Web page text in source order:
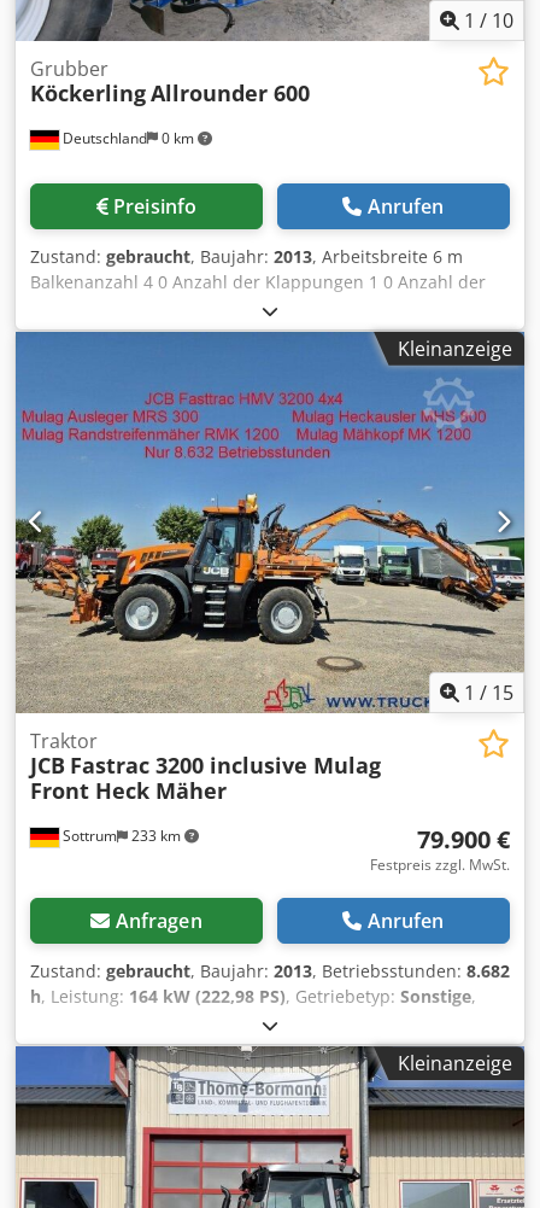
1 / 10
Deutschland 0 km
Grubber
KöckerlingAllrounder 600
Preisinfo Anrufen
Zustand: gebraucht, Baujahr: 2013, Arbeitsbreite 6 m
Balkenanzahl 4 0 Anzahl der Klappungen 1 0 Anzahl der
Walzen 1 St. Saatbettkombination Die techn. Daten sind
Hersteller- bzw. Betreiberangaben und daher für uns
unverbindlich. Einen Zwischenverkauf behalten wir uns
vor; es gelten ausschließlich unsere Geschäfts- und
Verkaufsbedingungen. Über uns mehr als 400 eigene
Maschinen im Lager über 15.000 m² Lagerfläche,
Krankapazität 70 t mehr als 10.000 Artikel Zubehör für Ihre
Werkstatt Sie wollen Maschinen Produktionslinien oder
Ihren Betrieb verkaufen, dann sprechen Sie uns an.
Weitere Angebote finden Sie auf unserer Webseite.
Besichtigungen sind nach Absprache möglich. Codpfsyv
Ixaox Af Doha Wir freuen uns auf Ihren Besuch. Ihr Markus
Hirsch Team
Kleinanzeige
1 / 15
Sottrum 233 km
Traktor
JCB Fastrac 3200 inclusive Mulag
Front Heck Mäher
79.900 €
Festpreis zzgl. MwSt.
Anfragen Anrufen
Zustand: gebraucht, Baujahr: 2013, Betriebsstunden: 8.682
h, Leistung: 164 kW (222,98 PS), Getriebetyp: Sonstige,
80 km/h
Farbe:Orange, Gesamtgewicht:14.000 kg, Kilometerstand:
159.883 km, Leergewicht:8.293 kg, maximales
Ladegewicht:
5.707 kg, Achsen-Konfiguration:4x4,
Federung:
Blatt, Anzahl der Sitzplätze:2 , Fahrerkabine:
Fahrerhaus, Radstand:3.000 mm, Bremsen:Sonstige,
Emissionsklasse:keine, Ausstattung:ABS, Allradantrieb,
Anhängerkupplung, Bordcomputer, Differentialsperre,
Kleinanzeige